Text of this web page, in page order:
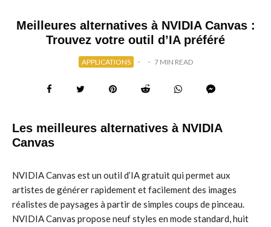
Meilleures alternatives à NVIDIA Canvas :
Trouvez votre outil d’IA préféré
APPLICATIONS · · 7 MIN READ
Les meilleures alternatives à NVIDIA
Canvas
NVIDIA Canvas est un outil d’IA gratuit qui permet aux
artistes de générer rapidement et facilement des images
réalistes de paysages à partir de simples coups de pinceau.
NVIDIA Canvas propose neuf styles en mode standard, huit